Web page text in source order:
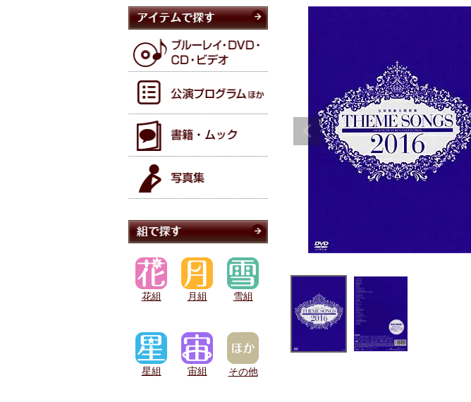
花組 月組 雪組
星組 宙組 その他